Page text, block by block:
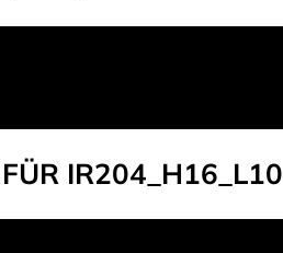
IR204_H16_L10